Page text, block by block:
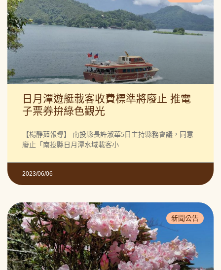
日月潭遊艇載客收費標準將廢止 推電
子票券拚綠色觀光
【楊靜茹報導】 南投縣長許淑華5日主持縣務會議，同意
廢止「南投縣日月潭水域載客小
2023/06/06
新聞公告